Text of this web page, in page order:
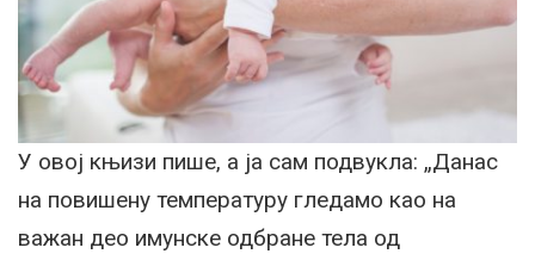
У овој књизи пише, а ја сам подвукла: „Данас
на повишену температуру гледамо као на
важан део имунске одбране тела од